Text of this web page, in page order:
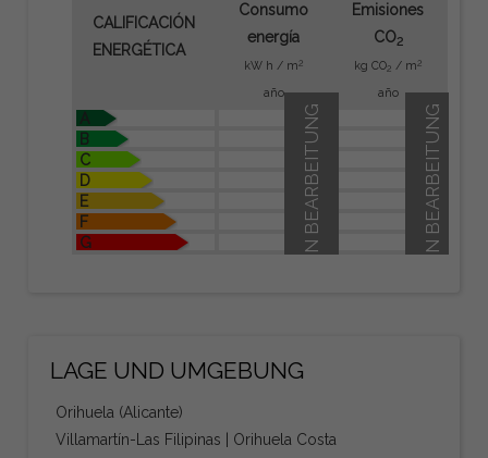
CALIFICACIÓN
ENERGÉTICA
Consumo
energía
kW h / m 2
año
Emisiones
CO2
kg CO2 / m 2
año
A
B
C
D
E
F
G
IN BEARBEITUNG
IN BEARBEITUNG
LAGE UND UMGEBUNG
Orihuela (Alicante)
Villamartín-Las Filipinas | Orihuela Costa